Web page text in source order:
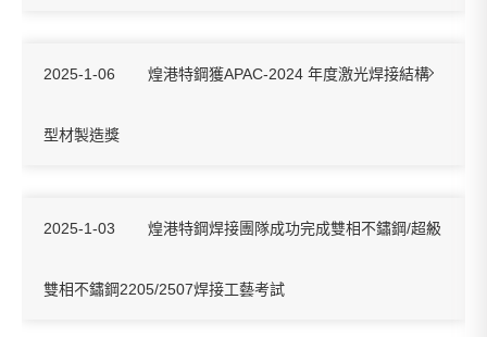
2025-1-06 煌港特鋼獲APAC-2024 年度激光焊接結構
型材製造獎
2025-1-03 煌港特鋼焊接團隊成功完成雙相不鏽鋼/超級
雙相不鏽鋼2205/2507焊接工藝考試